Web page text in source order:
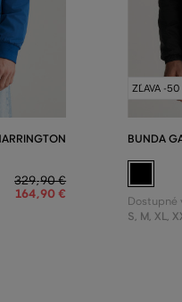
329,90 €
164,90 €
ZĽAVA -
BUNDA
Dostupné
S, M, XL,